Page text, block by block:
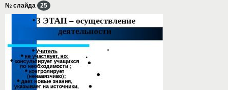
№ слайда 25